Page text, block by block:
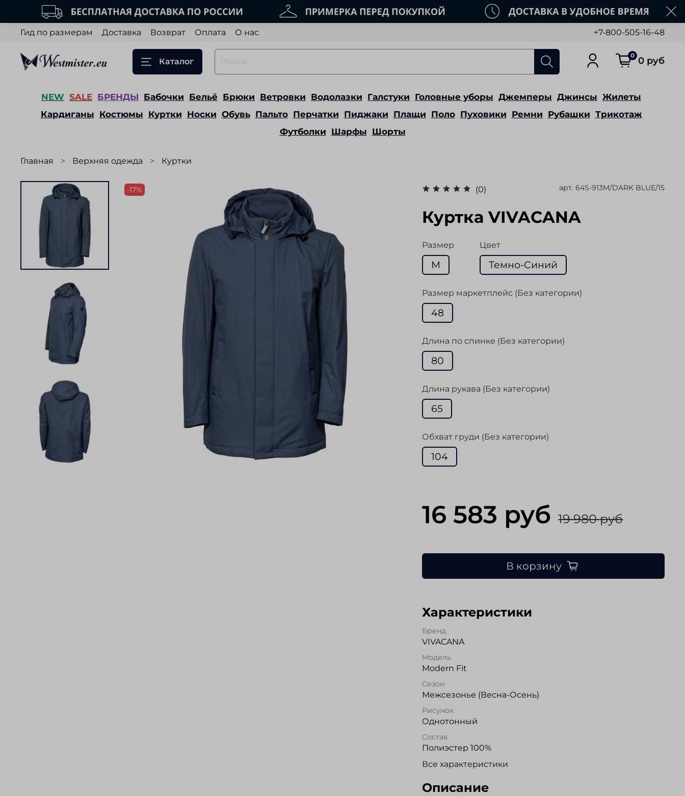
Гид по размерам Доставка Возврат Оплата О нас +7-800-505-16-48
Каталог
0 0 руб
NEW SALE БРЕНДЫ Бабочки Бельё Брюки Ветровки Водолазки Галстуки Головные уборы Джемперы Джинсы Жилеты
Кардиганы Костюмы Куртки Носки Обувь Пальто Перчатки Пиджаки Плащи Поло Пуховики Ремни Рубашки Трикотаж
Футболки Шарфы Шорты
Главная Верхняя одежда Куртки
-17% (0) арт. 64S-913M/DARK BLUE/15
Куртка VIVACANA
Размер
M
Цвет
Темно-Синий
Размер маркетплейс (Без категории)
48
Длина по спинке (Без категории)
80
Длина рукава (Без категории)
65
Обхват груди (Без категории)
104
16 583 руб 19 980 руб
В корзину
Характеристики
Бренд
VIVACANA
Модель
Modern Fit
Сезон
Межсезонье (Весна-Осень)
Рисунок
Однотонный
Состав
Полиэстер 100%
Все характеристики
Описание